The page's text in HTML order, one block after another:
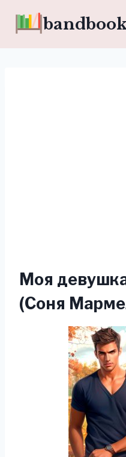
Моя
(Соня